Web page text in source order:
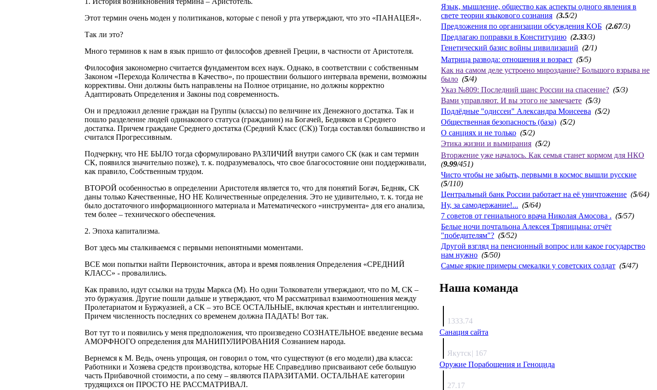
Этот термин очень моден у политиканов, которые с пеной у рта утверждают, что это «ПАНАЦЕЯ».
Так ли это?
Много терминов к нам в язык пришло от философов древней Греции, в частности от Аристотеля.
Философия закономерно считается фундаментом всех наук. Однако, в соответствии с собственным
Законом «Перехода Количества в Качество», по прошествии большого интервала времени, возможны
коррективы. Они должны быть направлены на Полное отрицание, но должны корректно
Адаптировать Определения и Законы под современность.
Он и предложил деление граждан на Группы (классы) по величине их Денежного достатка. Так и
пошло разделение людей одинакового статуса (гражданин) на Богачей, Бедняков и Среднего
достатка. Причем граждане Среднего достатка (Средний Класс (СК)) Тогда составлял большинство и
считался Прогрессивным.
Подчеркну, что НЕ БЫЛО тогда сформулировано РАЗЛИЧИЙ внутри самого СК (как и сам термин
СК, появился значительно позже), т. к. подразумевалось, что свое благосостояние они поддерживали,
как правило, Собственным трудом.
ВТОРОЙ особенностью в определении Аристотеля является то, что для понятий Богач, Бедняк, СК
даны только Качественные, НО НЕ Количественные определения. Это не удивительно, т. к. тогда не
было достаточного информационного материала и Математического «инструмента» для его анализа,
тем более – технического обеспечения.
2. Эпоха капитализма.
Вот здесь мы сталкиваемся с первыми непонятными моментами.
ВСЕ мои попытки найти Первоисточник, автора и время появления Определения «СРЕДНИЙ
КЛАСС» - провалились.
Как правило, идут ссылки на труды Маркса (М). Но одни Толкователи утверждают, что по М, СК –
это буржуазия. Другие пошли дальше и утверждают, что М рассматривал взаимоотношения между
Пролетариатом и Буржуазией, а СК – это ВСЕ ОСТАЛЬНЫЕ, включая крестьян и интеллигенцию.
Причем численность последних со временем должна ПАДАТЬ! Вот так.
Вот тут то и появились у меня предположения, что произведено СОЗНАТЕЛЬНОЕ введение весьма
АМОРФНОГО определения для МАНИПУЛИРОВАНИЯ Сознанием народа.
Вернемся к М. Ведь, очень упрощая, он говорил о том, что существуют (в его модели) два класса:
Работники и Хозяева средств производства, которые НЕ Справедливо присваивают себе большую
часть Прибавочной стоимости, а по сему – являются ПАРАЗИТАМИ. ОСТАЛЬНАЕ категории
трудящихся он ПРОСТО НЕ РАССМАТРИВАЛ.
Язык, мышление, общество как аспекты одного явления в
свете теории языкового сознания (3.5/2)
Предложения по организации обсуждения КОБ (2.67/3)
Предлагаю поправки в Конституцию (2.33/3)
Генетический базис войны цивилизаций (2/1)
Матрица развода: отношения и возраст (5/5)
Как на самом деле устроено мироздание? Большого взрыва не
было (5/4)
Указ №809: Последний шанс России на спасение? (5/3)
Вами управляют. И вы этого не замечаете (5/3)
Подлёдные "одиссеи" Александра Моисеева (5/2)
Общественная безопасность (база) (5/2)
О санциях и не только (5/2)
Этика жизни и вымирания (5/2)
Вторжение уже началось. Как семья станет кормом для НКО
(9.99/451)
Чисто чтобы не забыть, первыми в космос вышли русские
(5/110)
Центральный банк России работает на её уничтожение (5/64)
Ну, за самодержание!... (5/64)
7 советов от гениального врача Николая Амосова . (5/57)
Белые ночи почтальона Алексея Тряпицына: отчёт
"победителям"? (5/52)
Другой взгляд на пенсионный вопрос или какое государство
нам нужно (5/50)
Самые яркие примеры смекалки у советских солдат (5/47)
Наша команда
1333.74
Санация сайта
Якутск| 167
Оружие Порабощения и Геноцида
27.17